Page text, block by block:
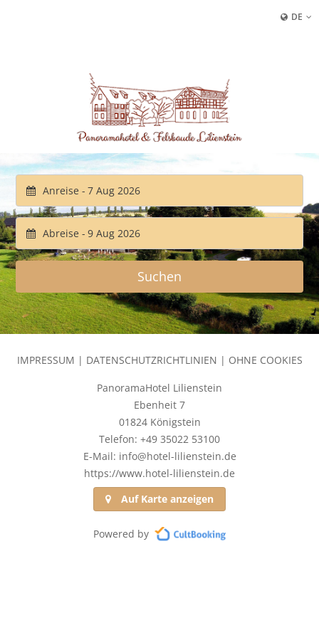
DE
Anreise -
Abreise -
IMPRESSUM | DATENSCHUTZRICHTLINIEN | OHNE COOKIES
PanoramaHotel Lilienstein
Ebenheit 7
01824 Königstein
Telefon: +49 35022 53100
E-Mail: info@hotel-lilienstein.de
https://www.hotel-lilienstein.de
Auf Karte anzeigen
Powered by